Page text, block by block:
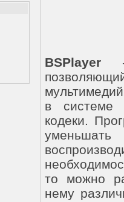
BSPlayer
в системе
кодеки.
то можно
нему